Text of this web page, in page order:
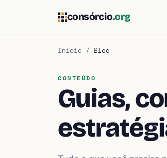
consórcio.org
Início / Blog
CONTEÚDO
Guias,